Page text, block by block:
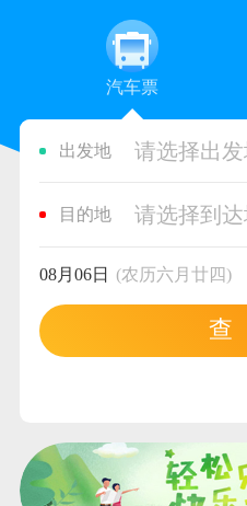
汽车票
出发地 请选择出
目的地 请选择到
08月06日 (农历六月廿四)
查